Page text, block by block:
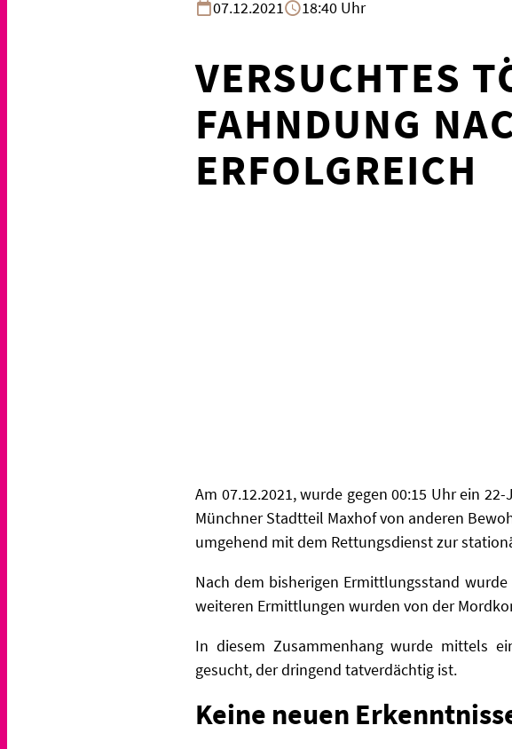
07.12.2021 18:40 Uhr
VERSUCHTES
FAHNDUNG
ERFOLGREICH
Am 07.12.2021, wurde gegen 00:15 Uhr ein
Münchner Stadtteil Maxhof von anderen
umgehend mit dem Rettungsdienst zur
Nach dem bisherigen Ermittlungsstand
weiteren Ermittlungen wurden von der
In diesem Zusammenhang wurde mittels
gesucht, der dringend tatverdächtig ist.
Keine neuen